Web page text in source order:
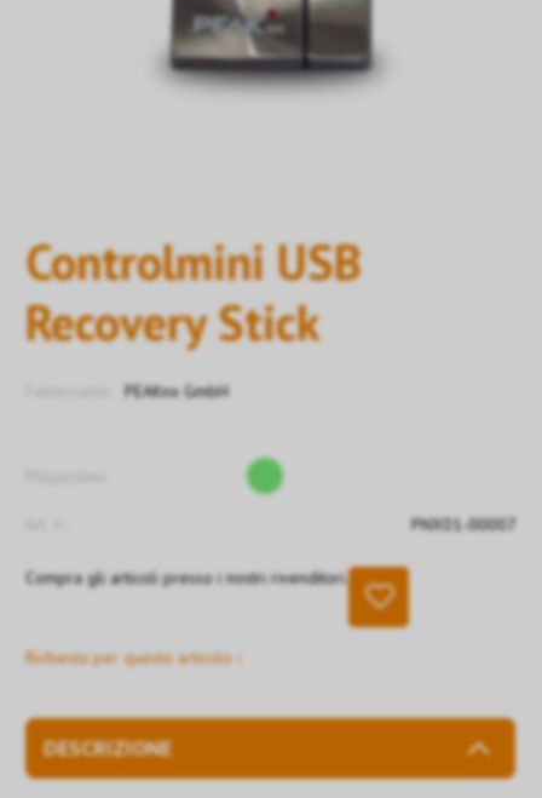
Controlmini USB
Recovery Stick
PEAKnx GmbH
PNX01-00007
Compra gli articoli presso i nostri rivenditori.
Richiesta per questo articolo ›
DESCRIZIONE